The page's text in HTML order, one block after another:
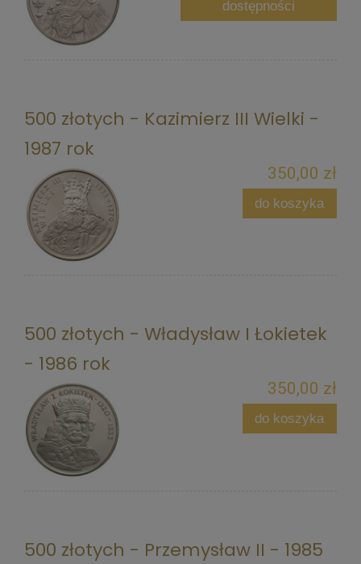
dostępności
500 złotych - Kazimierz III Wielki -
1987 rok
350,00 zł
do koszyka
500 złotych - Władysław I Łokietek
- 1986 rok
350,00 zł
do koszyka
500 złotych - Przemysław II - 1985